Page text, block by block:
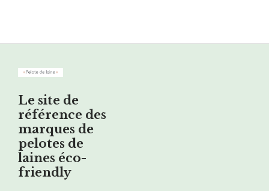
Le site de
référence des
marques de
pelotes de
laines éco-
friendly